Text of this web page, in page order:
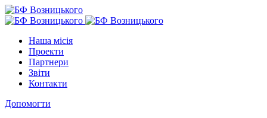
Наша місія
Проекти
Партнери
Звіти
Контакти
Допомогти